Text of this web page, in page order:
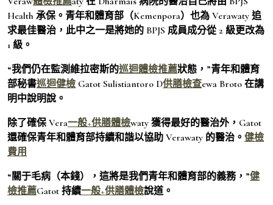
Health 承保。青年和體育部（Kemenpora）也為 Verawaty 追
求最佳醫治，此中之一是將她的 BPJS 成員成分從 2 級更改為
1 級。
“我們仍在監測維拉密斯的巡迴體檢推薦狀態，”青年和體育
部秘書巡迴健檢 Gatot Sulistiantoro D供膳檢查ewa Broto 在講
明中說明說。
除了確保 Vera一般+供膳體檢waty 獲得最好的醫治外，Gatot
還確保青年和體育部持續和諧以協助 Verawaty 的醫治。 健檢
費用
“關于毛病（本錢），這將是我們青年和體育部的義務，”健
檢推薦Gatot 持續一般+供膳體檢說道。